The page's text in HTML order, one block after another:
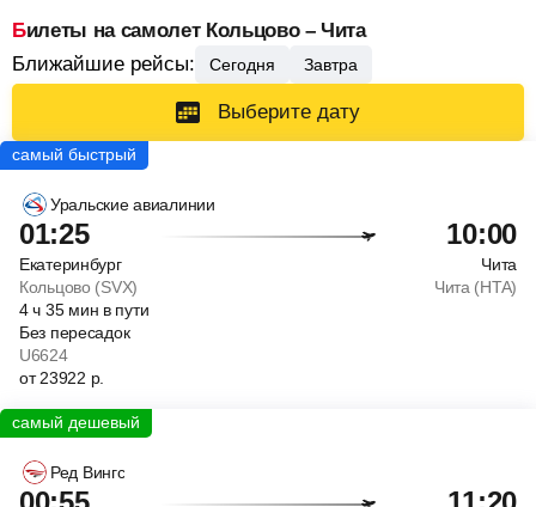
Билеты на самолет Кольцово – Чита
Ближайшие рейсы:
Сегодня Завтра
Выберите дату
Уральские авиалинии
01:25 10:00
Екатеринбург
Чита
Кольцово (SVX)
Чита (HTA)
4ч 35 мин в пути
Без пересадок
U6624
от23922 р.
Ред Вингс